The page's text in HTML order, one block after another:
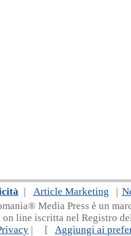
| Article Marketing |
Media Press è un
on line iscritta nel Registro
| [ Aggiungi ai